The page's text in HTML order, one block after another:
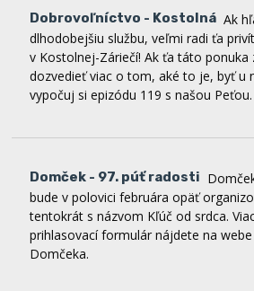
dlhodobejšiu službu, veľmi radi ťa
v Kostolnej-Záriečí! Ak ťa táto ponuka
dozvedieť viac o tom, aké to je, byť u
vypočuj si epizódu 119 s našou Peťou.
bude v polovici februára opäť
tentokrát s názvom Kľúč od srdca.
prihlasovací formulár nájdete na
Domčeka.